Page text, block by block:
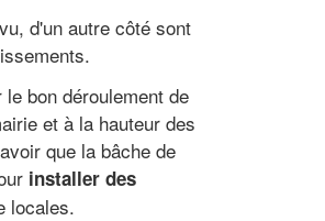
d'un autre côté sont
bon déroulement de
et à la hauteur des
que la bâche de
installer des
locales.